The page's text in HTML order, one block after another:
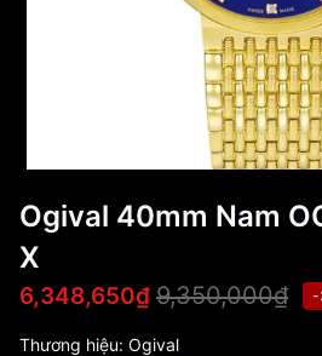
Ogival 40mm Nam
X
6,348,650₫ 9,350,000₫ -
Thương hiệu: Ogival